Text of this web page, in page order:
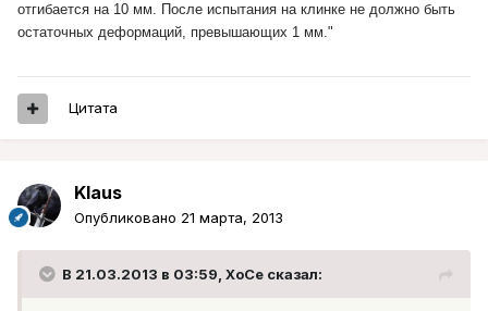
отгибается на 10 мм. После испытания на клинке не должно быть
остаточных деформаций, превышающих 1 мм."
Цитата
Klaus
Опубликовано 21 марта, 2013
В 21.03.2013 в 03:59, XoCe сказал: